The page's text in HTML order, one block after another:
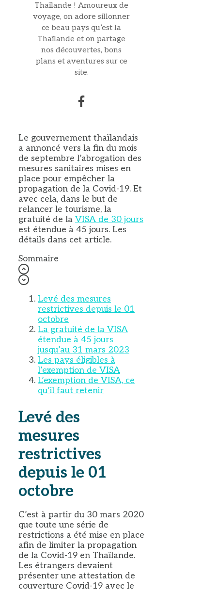
Thaïlande ! Amoureux de
voyage, on adore sillonner
ce beau pays qu’est la
Thaïlande et on partage
nos découvertes, bons
plans et aventures sur ce
site.
Le gouvernement thaïlandais
a annoncé vers la fin du mois
de septembre l’abrogation des
mesures sanitaires mises en
place pour empêcher la
propagation de la Covid-19. Et
avec cela, dans le but de
relancer le tourisme, la
gratuité de la VISA de 30 jours
est étendue à 45 jours. Les
détails dans cet article.
Sommaire
Levé des mesures
restrictives depuis le 01
octobre
La gratuité de la VISA
étendue à 45 jours
jusqu’au 31 mars 2023
Les pays éligibles à
l’exemption de VISA
L’exemption de VISA, ce
qu’il faut retenir
Levé des
mesures
restrictives
depuis le 01
octobre
C’est à partir du 30 mars 2020
que toute une série de
restrictions a été mise en place
afin de limiter la propagation
de la Covid-19 en Thaïlande.
Les étrangers devaient
présenter une attestation de
couverture Covid-19 avec le